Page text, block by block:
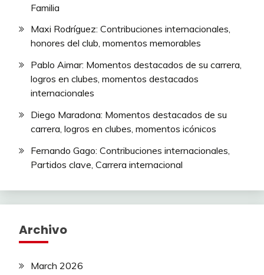
Familia
Maxi Rodríguez: Contribuciones internacionales,
honores del club, momentos memorables
Pablo Aimar: Momentos destacados de su carrera,
logros en clubes, momentos destacados
internacionales
Diego Maradona: Momentos destacados de su
carrera, logros en clubes, momentos icónicos
Fernando Gago: Contribuciones internacionales,
Partidos clave, Carrera internacional
Archivo
March 2026